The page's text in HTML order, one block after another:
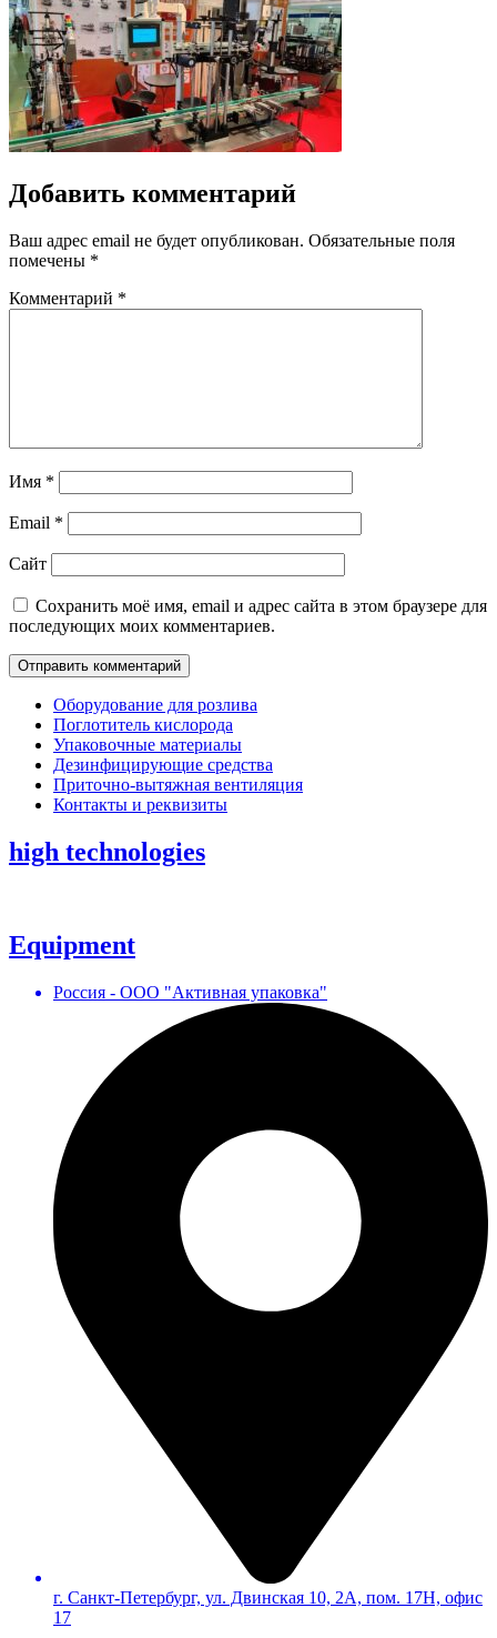
Добавить комментарий
Ваш адрес email не будет опубликован. Обязательные поля
помечены *
Комментарий *
Имя *
Email *
Сайт
Сохранить моё имя, email и адрес сайта в этом браузере для
последующих моих комментариев.
Оборудование для розлива
Поглотитель кислорода
Упаковочные материалы
Дезинфицирующие средства
Приточно-вытяжная вентиляция
Контакты и реквизиты
high technologies
Equipment
Россия - ООО "Активная упаковка"
г. Санкт-Петербург, ул. Двинская 10, 2А, пом. 17Н, офис
17